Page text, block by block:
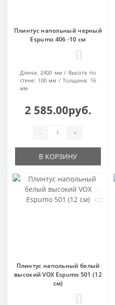
Плинтус напольный черный
Espumo 406 -10 см
Длина: 2400 мм
Высота по
стене: 100 мм Толщина: 16
мм
2 585.00руб.
- +
В КОРЗИНУ
Плинтус напольный белый
высокий VOX Espumo 501 (12
см)